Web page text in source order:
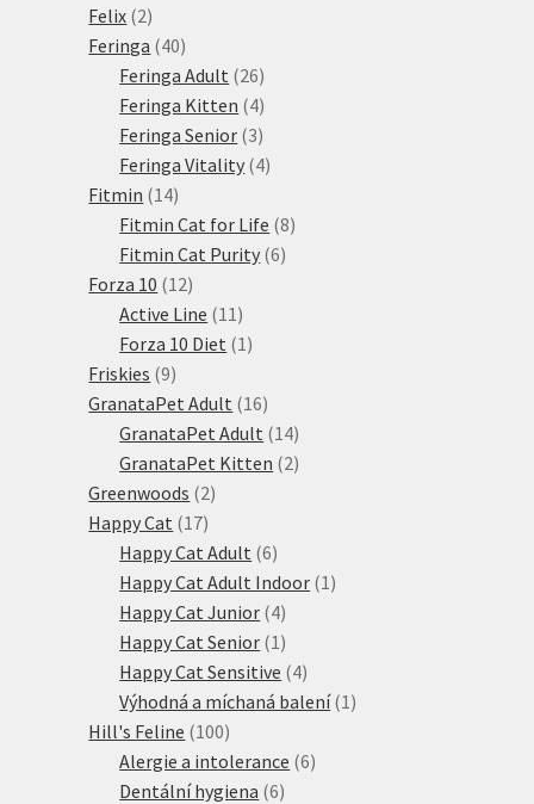
Felix 22
produkty
Feringa 4040
produktů
Feringa Adult 2626
produktů
Feringa Kitten 44
produkty
Feringa Senior 33
produkty
Feringa Vitality 44
Fitmin 1414
produktů
Fitmin Cat for Life 88
Fitmin Cat Purity 66
Forza 10 1212
produktů
Active Line 11 11
produktů
Forza 10 Diet 1 1
Friskies 99
produktů
GranataPet Adult 1616
produktů
GranataPet Adult 1414
produktů
GranataPet Kitten 22
Greenwoods 22
Happy Cat 1717
produktů
Happy Cat Adult 66
produktů
Happy Cat Adult Indoor 1 1
Happy Cat Junior 44
produkty
Happy Cat Senior 1 1
produkt
Happy Cat Sensitive 44
produkty
Výhodná a míchaná balení 1 1
Hill's Feline 100100
produktů
Alergie a intolerance 66
Dentální hygiena 66